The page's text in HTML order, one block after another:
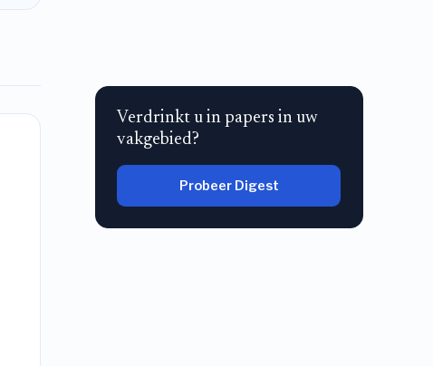
Verdrinkt u in papers in uw
vakgebied?
Probeer Digest